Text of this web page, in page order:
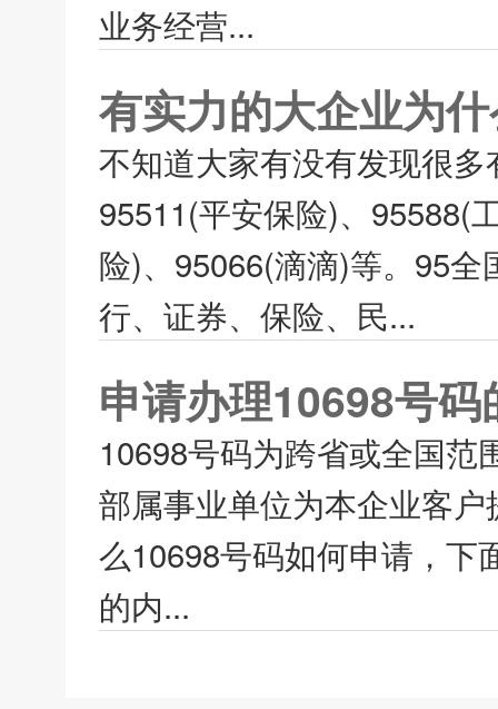
业务经营...
有实力的大企业为
不知道大家有没有发现很
95511(平安保险)、95588(
险)、95066(滴滴)等。95
行、证券、保险、民...
申请办理10698号
10698号码为跨省或全国
部属事业单位为本企业客
么10698号码如何申请，下
的内...